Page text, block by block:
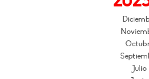
Julio